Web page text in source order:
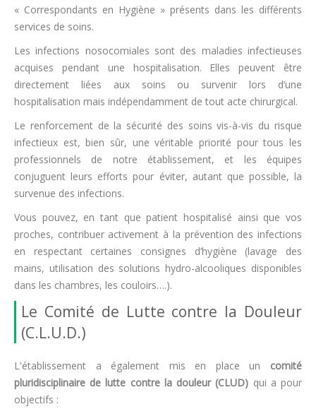
« Correspondants en Hygiène » présents dans les différents
services de soins.
Les infections nosocomiales sont des maladies infectieuses
acquises pendant une hospitalisation. Elles peuvent être
directement liées aux soins ou survenir lors d’une
hospitalisation mais indépendamment de tout acte chirurgical.
Le renforcement de la sécurité des soins vis-à-vis du risque
infectieux est, bien sûr, une véritable priorité pour tous les
professionnels de notre établissement, et les équipes
conjuguent leurs efforts pour éviter, autant que possible, la
survenue des infections.
Vous pouvez, en tant que patient hospitalisé ainsi que vos
proches, contribuer activement à la prévention des infections
en respectant certaines consignes d’hygiène (lavage des
mains, utilisation des solutions hydro-alcooliques disponibles
dans les chambres, les couloirs….).
Le Comité de Lutte contre la Douleur
(C.L.U.D.)
L'établissement a également mis en place un comité
pluridisciplinaire de lutte contre la douleur (CLUD) qui a pour
objectifs :